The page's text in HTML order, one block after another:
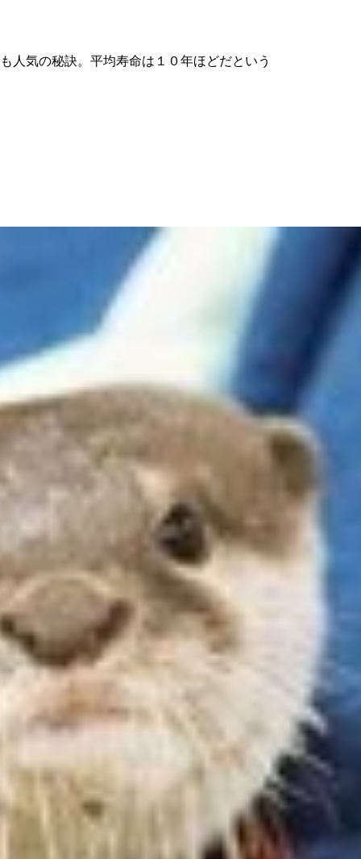
人気の秘訣。平均寿命は１０年ほどだという